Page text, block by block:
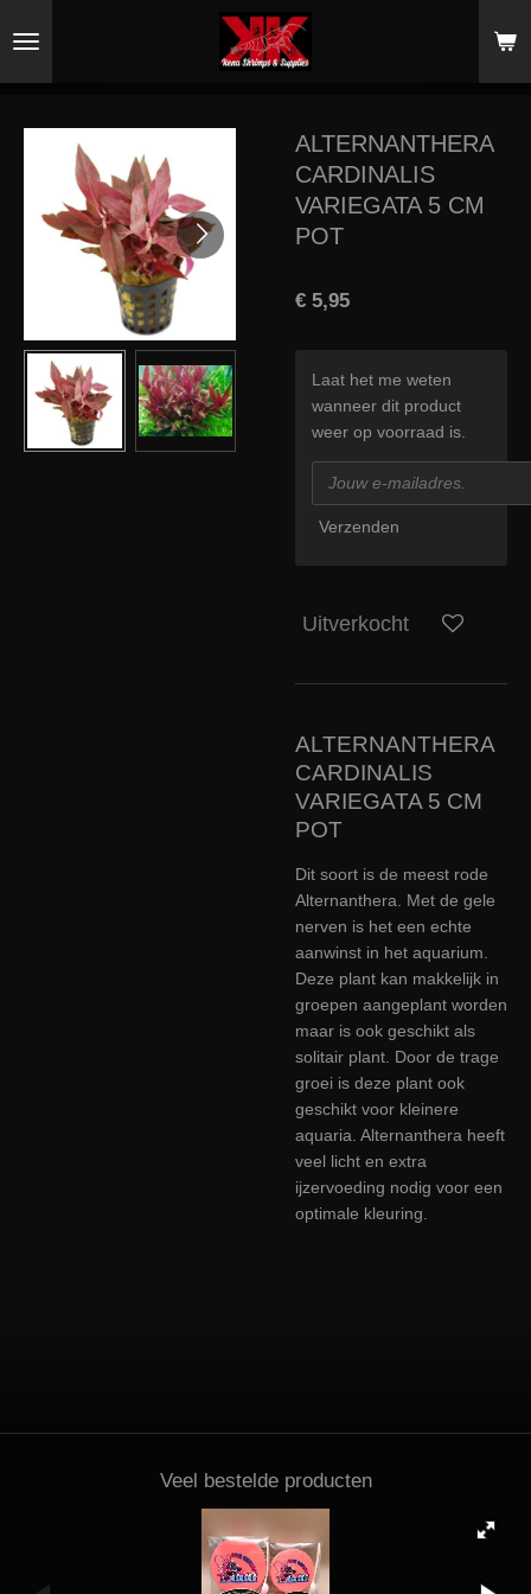
direct
hoofdinhoud
ALTERNANTHERA
CARDINALIS
VARIEGATA 5 CM
POT
€ 5,95
Laat het me weten
wanneer dit product
weer op voorraad is.
Verzenden
Uitverkocht
ALTERNANTHERA
CARDINALIS
VARIEGATA 5 CM
POT
Dit soort is de meest rode
Alternanthera. Met de gele
nerven is het een echte
aanwinst in het aquarium.
Deze plant kan makkelijk in
groepen aangeplant worden
maar is ook geschikt als
solitair plant. Door de trage
groei is deze plant ook
geschikt voor kleinere
aquaria. Alternanthera heeft
veel licht en extra
ijzervoeding nodig voor een
optimale kleuring.
Veel bestelde producten